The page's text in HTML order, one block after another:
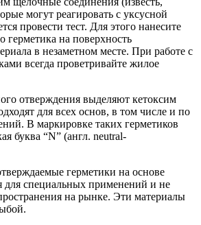
могут реагировать с уксусной
провести тест. Для этого нанесите
герметика на поверхность
в незаметном месте. При работе с
всегда проветривайте жилое
отверждения выделяют кетоксим
для всех основ, в том числе и по
В маркировке таких герметиков
буква “N” (англ. neutral-
герметики на основе
для специальных применений и не
на рынке. Эти материалы